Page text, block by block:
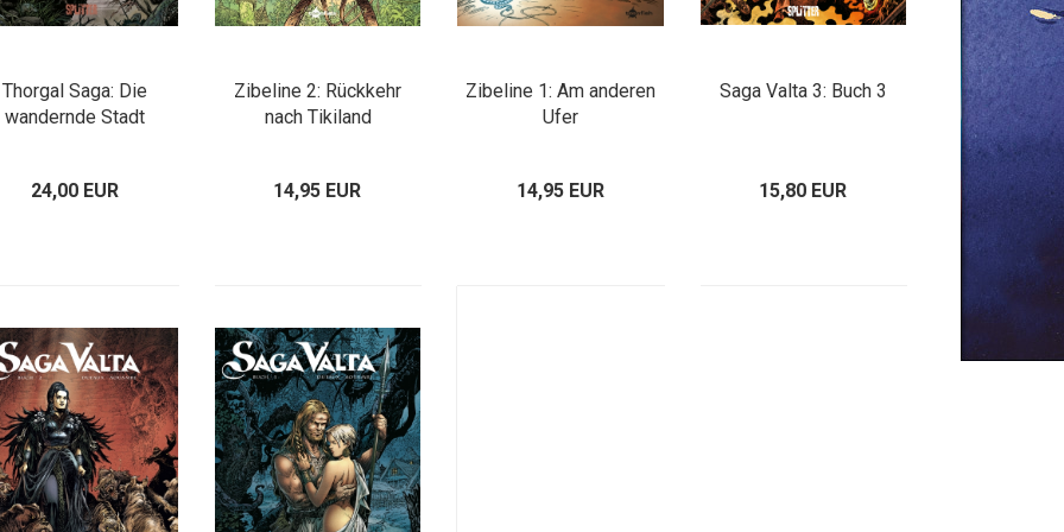
Thorgal Saga: Die
wandernde Stadt
24,00 EUR
Zibeline 2: Rückkehr
nach Tikiland
14,95 EUR
Zibeline 1: Am anderen
Ufer
14,95 EUR
Saga Valta 3: Buch 3
15,80 EUR